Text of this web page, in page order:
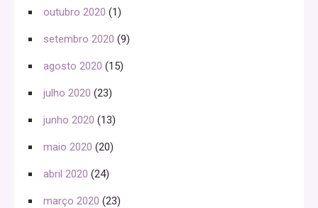
outubro 2020 (1)
setembro 2020 (9)
agosto 2020 (15)
julho 2020 (23)
junho 2020 (13)
maio 2020 (20)
abril 2020 (24)
março 2020 (23)